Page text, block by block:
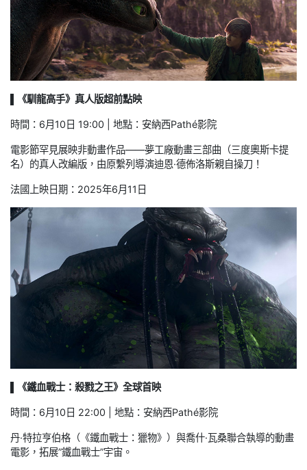
▌《馴龍高手》真人版超前點映
時間：6月10日 19:00 | 地點：安納西Pathé影院
電影節罕見展映非動畫作品——夢工廠動畫三部曲（三度奧斯卡提
名）的真人改編版，由原繫列導演迪恩·德佈洛斯親自操刀！
法國上映日期：2025年6月11日
▌《鐵血戰士：殺戮之王》全球首映
時間：6月10日 22:00 | 地點：安納西Pathé影院
丹·特拉亨伯格（《鐵血戰士：獵物》）與喬什·瓦桑聯合執導的動畫
電影，拓展”鐵血戰士”宇宙。